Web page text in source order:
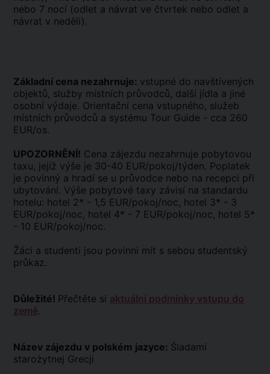
nebo 7 nocí (odlet a návrat ve čtvrtek nebo odlet a
návrat v neděli).
Základní cena nezahrnuje: vstupné do navštívených
objektů, služby místních průvodců, další jídla a jiné
osobní výdaje. Orientační cena vstupného, služeb
místních průvodců a systému Tour Guide - cca 260
EUR/os.
UPOZORNĚNÍ! Cena zájezdu nezahrnuje pobytovou
taxu, jejíž výše je 30-40 EUR/pokoj/týden. Poplatek
je povinný a hradí se u průvodce nebo na recepci při
ubytování. Výše pobytové taxy závisí na standardu
hotelu: hotel 2* - 1,5 EUR/pokoj/noc, hotel 3* - 3
EUR/pokoj/noc, hotel 4* - 7 EUR/pokoj/noc, hotel 5*
- 10 EUR/pokoj/noc.
Žáci a studenti jsou povinni mít s sebou studentský
průkaz.
Důležité! Přečtěte si aktuální podmínky vstupu do
země.
Název zájezdu v polském jazyce: Śladami
starożytnej Grecji